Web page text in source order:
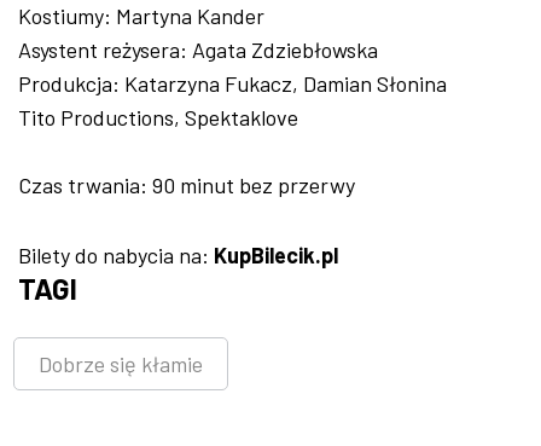
Kostiumy: Martyna Kander
Asystent reżysera: Agata Zdziebłowska
Produkcja: Katarzyna Fukacz, Damian Słonina
Tito Productions, Spektaklove
Czas trwania: 90 minut bez przerwy
Bilety do nabycia na: KupBilecik.pl
TAGI
Dobrze się kłamie